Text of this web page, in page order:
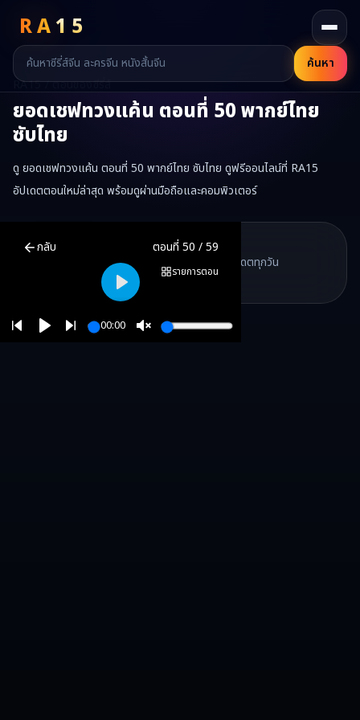
RA15
ค้นหา
RA15 / ตอนของซีรี่ส์
ยอดเชฟทวงแค้น ตอนที่ 50พากย์ไทย
ซับไทย
ดู ยอดเชฟทวงแค้น ตอนที่ 50 พากย์ไทย ซับไทย ดูฟรีออนไลน์ที่ RA15
อัปเดตตอนใหม่ล่าสุด พร้อมดูผ่านมือถือและคอมพิวเตอร์
กลับ ตอนที่ 50 /59
รายการตอน
00:00
Play
ยอดเ
RA15 เป็นเว็บไซต์ดูซีรี่ส์จีนออนไลน์ฟรี ที่รวบรวมหนังจีน ละครจีน มิ
RA15 Drama
RA15 Drama
รวมซีรี่ส์จีน ละครสั้น หนังแนวตั้ง พากย์ไทย อัปเดตทุกวัน
RA15 Drama